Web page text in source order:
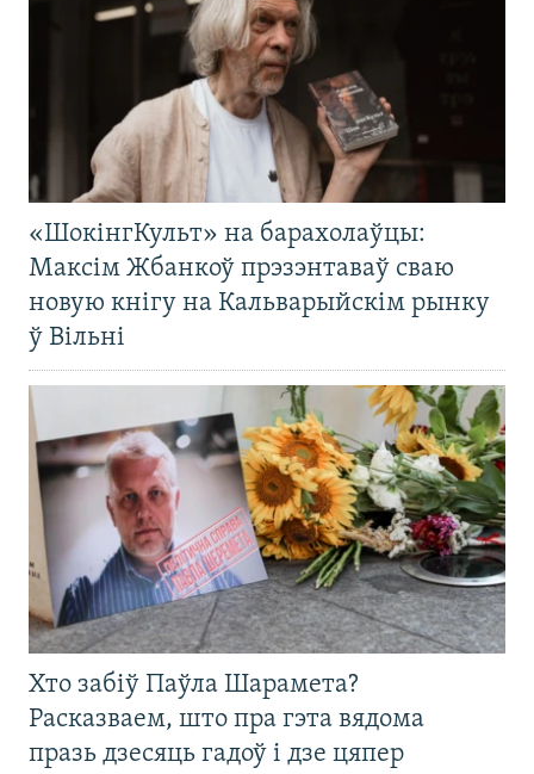
«ШокінгКульт» на барахолаўцы:
Максім Жбанкоў прэзэнтаваў сваю
новую кнігу на Кальварыйскім рынку
ў Вільні
Хто забіў Паўла Шарамета?
Расказваем, што пра гэта вядома
празь дзесяць гадоў і дзе цяпер